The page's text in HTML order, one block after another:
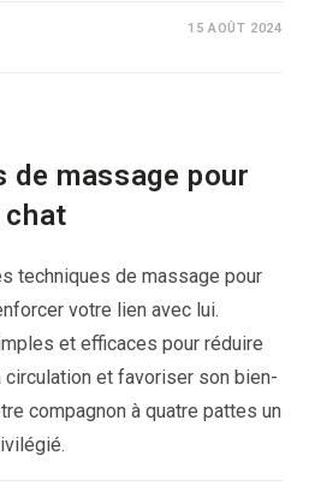
15 AOÛT 2024
de massage pour
chat
techniques de massage pour
votre lien avec lui.
et efficaces pour réduire
et favoriser son bien-
compagnon à quatre pattes un